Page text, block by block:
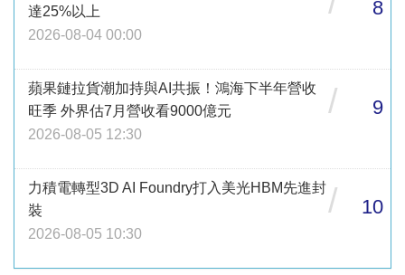
達25%以上
2026-08-04 00:00
8
蘋果鏈拉貨潮加持與AI共振！鴻海下半年營收
旺季 外界估7月營收看9000億元
2026-08-05 12:30
/ 9
力積電轉型3D AI Foundry打入美光HBM先進封
裝
2026-08-05 10:30
/ 10